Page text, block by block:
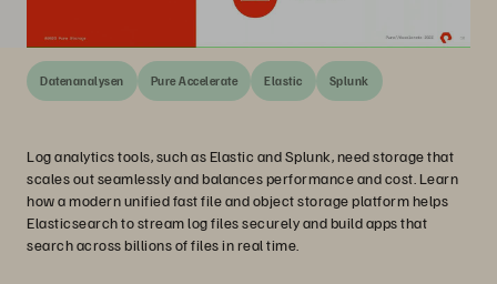
Datenanalysen Pure Accelerate Elastic Splunk
Log analytics tools, such as Elastic and Splunk, need storage that
scales out seamlessly and balances performance and cost. Learn
how a modern unified fast file and object storage platform helps
Elasticsearch to stream log files securely and build apps that
search across billions of files in real time.